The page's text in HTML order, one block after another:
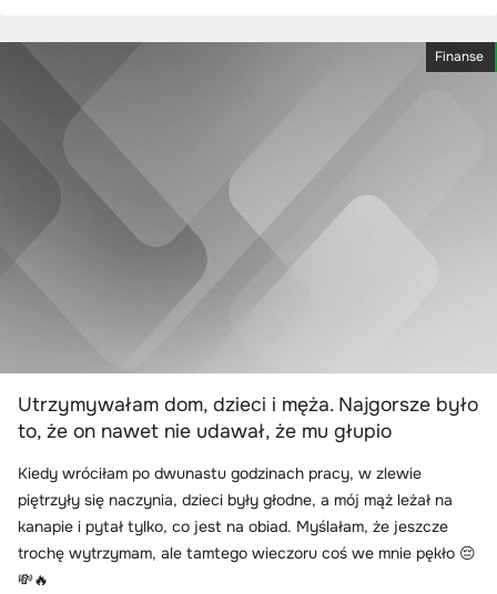
Finanse
Utrzymywałam dom, dzieci i męża. Najgorsze było
to, że on nawet nie udawał, że mu głupio
Kiedy wróciłam po dwunastu godzinach pracy, w zlewie
piętrzyły się naczynia, dzieci były głodne, a mój mąż leżał na
kanapie i pytał tylko, co jest na obiad. Myślałam, że jeszcze
trochę wytrzymam, ale tamtego wieczoru coś we mnie pękło 😔
💸🔥